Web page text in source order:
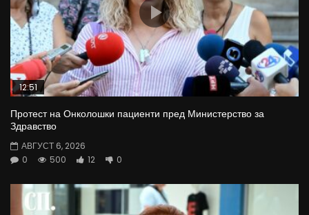
12:51
Протест на Онколошки пациенти пред Министерство за
Здравство
АВГУСТ 6, 2026
0
500 12 0